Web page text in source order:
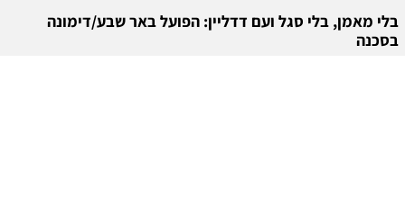
בלי מאמן, בלי סגל ועם דדליין: הפועל באר שבע/דימונה
בסכנה